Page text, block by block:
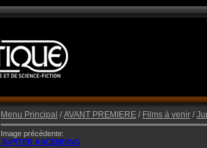
Menu Principal / AVANT PREMIERE / Films à venir /
Image précédente:
JUPITER ASCENDING